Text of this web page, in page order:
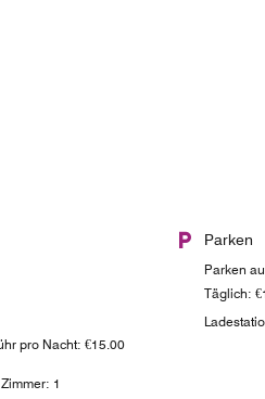
pro Nacht: €15.00
1
Parken
Parken
Täglich: